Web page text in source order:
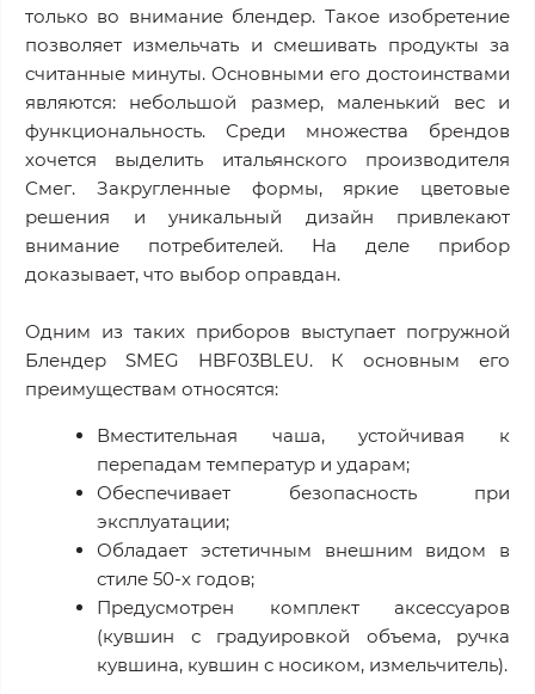
только во внимание блендер. Такое изобретение
позволяет измельчать и смешивать продукты за
считанные минуты. Основными его достоинствами
являются: небольшой размер, маленький вес и
функциональность. Среди множества брендов
хочется выделить итальянского производителя
Смег. Закругленные формы, яркие цветовые
решения и уникальный дизайн привлекают
внимание потребителей. На деле прибор
доказывает, что выбор оправдан.
Одним из таких приборов выступает погружной
Блендер SMEG HBF03BLEU. К основным его
преимуществам относятся:
Вместительная чаша, устойчивая к
перепадам температур и ударам;
Обеспечивает безопасность при
эксплуатации;
Обладает эстетичным внешним видом в
стиле 50-х годов;
Предусмотрен комплект аксессуаров
(кувшин с градуировкой объема, ручка
кувшина, кувшин с носиком, измельчитель).